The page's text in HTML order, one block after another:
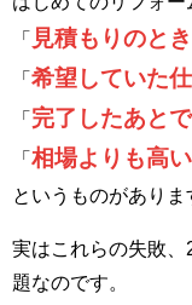
「
見積もりのと
「 希望していた
「 完了したあと
「 相場よりも高
というものがありま
実はこれらの失敗
題なのです。